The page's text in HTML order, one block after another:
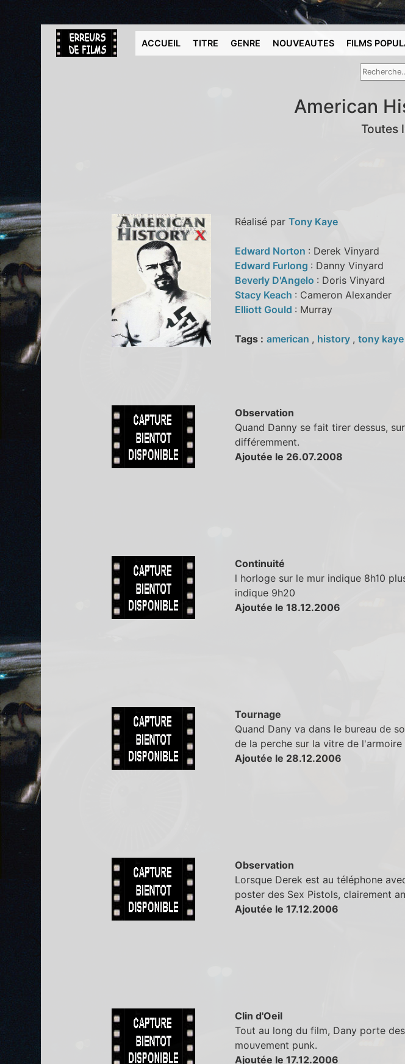
ACCUEIL TITRE GENRE NOUVEAUTES FILMS
American
Toutes
Réalisé par Tony Kaye
Edward Norton : Derek Vinyard
Edward Furlong : Danny Vinyard
Beverly D'Angelo : Doris Vinyard
Stacy Keach : Cameron Alexander
Elliott Gould : Murray
Tags : american , history , tony kaye
Observation
Quand Danny se fait tirer dessus,
différemment.
Ajoutée le 26.07.2008
Continuité
l horloge sur le mur indique 8h10
indique 9h20
Ajoutée le 18.12.2006
Tournage
Quand Dany va dans le bureau de
de la perche sur la vitre de
Ajoutée le 28.12.2006
Observation
Lorsque Derek est au téléphone
poster des Sex Pistols, clairement
Ajoutée le 17.12.2006
Clin d'Oeil
Tout au long du film, Dany porte
mouvement punk.
Ajoutée le 17.12.2006